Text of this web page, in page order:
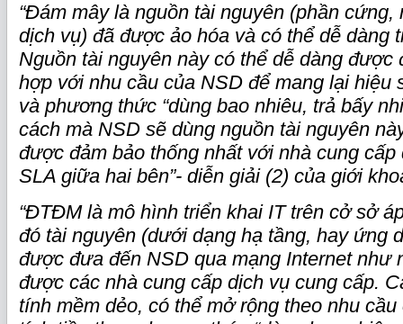
“Đám mây là nguồn tài nguyên (phần cứng,
dịch vụ) đã được ảo hóa và có thể dễ dàng
Nguồn tài nguyên này có thể dễ dàng được
hợp với nhu cầu của NSD để mang lại hiệu
và phương thức “dùng bao nhiêu, trả bấy
cách mà NSD sẽ dùng nguồn tài nguyên
được đảm bảo thống nhất với nhà cung cấp
SLA giữa hai bên”- diễn giải (2) của giới
“ĐTĐM là mô hình triển khai IT trên cở sở
đó tài nguyên (dưới dạng hạ tầng, hay ứng
được đưa đến NSD qua mạng Internet như
được các nhà cung cấp dịch vụ cung cấp.
tính mềm dẻo, có thể mở rộng theo nhu